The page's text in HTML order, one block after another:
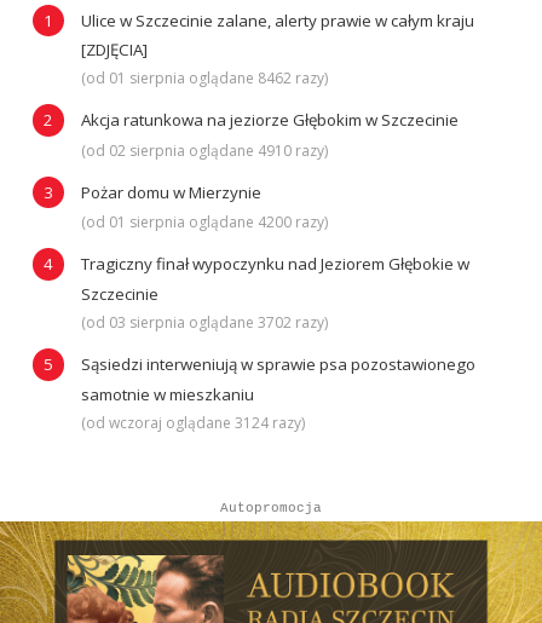
Ulice w Szczecinie zalane, alerty prawie w całym kraju
[ZDJĘCIA]
(od 01 sierpnia oglądane 8462 razy)
Akcja ratunkowa na jeziorze Głębokim w Szczecinie
(od 02 sierpnia oglądane 4910 razy)
Pożar domu w Mierzynie
(od 01 sierpnia oglądane 4200 razy)
Tragiczny finał wypoczynku nad Jeziorem Głębokie w
Szczecinie
(od 03 sierpnia oglądane 3702 razy)
Sąsiedzi interweniują w sprawie psa pozostawionego
samotnie w mieszkaniu
(od wczoraj oglądane 3124 razy)
Autopromocja